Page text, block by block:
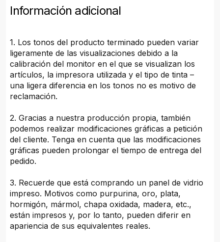
Información adicional
1. Los tonos del producto terminado pueden variar
ligeramente de las visualizaciones debido a la
calibración del monitor en el que se visualizan los
artículos, la impresora utilizada y el tipo de tinta –
una ligera diferencia en los tonos no es motivo de
reclamación.
2. Gracias a nuestra producción propia, también
podemos realizar modificaciones gráficas a petición
del cliente. Tenga en cuenta que las modificaciones
gráficas pueden prolongar el tiempo de entrega del
pedido.
3. Recuerde que está comprando un panel de vidrio
impreso. Motivos como purpurina, oro, plata,
hormigón, mármol, chapa oxidada, madera, etc.,
están impresos y, por lo tanto, pueden diferir en
apariencia de sus equivalentes reales.